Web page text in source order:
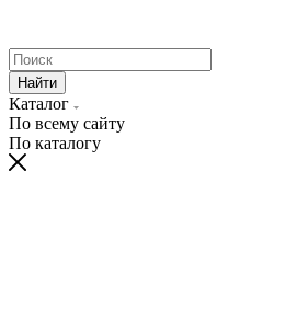
Найти
Каталог
По всему сайту
По каталогу